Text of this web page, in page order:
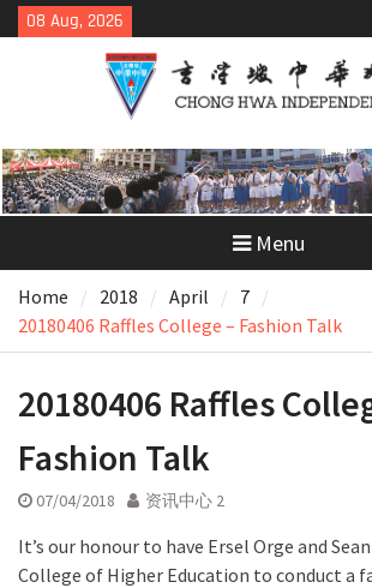
Skip
to
08 Aug, 2026
Menu
Home 2018 April
7
20180406 Raffles College – Fashion Talk
20180406 Raffles
Fashion Talk
07/04/2018 资讯中心 2
It’s our honour to have Ersel Orge and
College of Higher Education to conduct a